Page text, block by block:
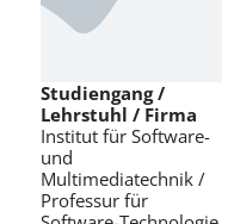
Studiengang /
Lehrstuhl / Firma
Institut für Software-
und
Multimediatechnik /
Professur für